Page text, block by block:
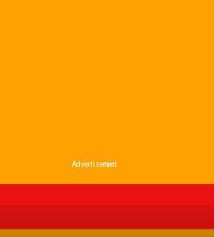
Advertisement